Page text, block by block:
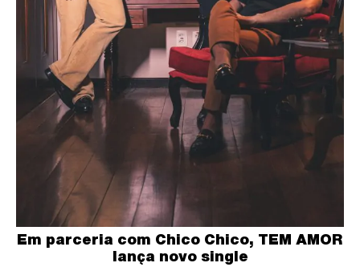
Em parceria com Chico Chico, TEM AMOR
lança novo single